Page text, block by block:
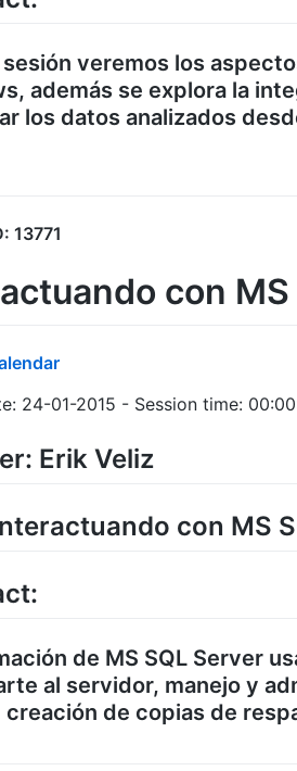
sesión veremos los
además se explora la
los datos analizados
13771
con
24-01-2015 - Session time:
Erik Veliz
con MS
de MS SQL Server
al servidor, manejo y
de copias de